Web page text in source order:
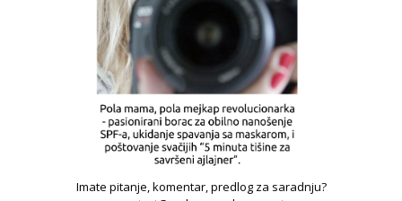
Imate pitanje, komentar, predlog za saradnju?